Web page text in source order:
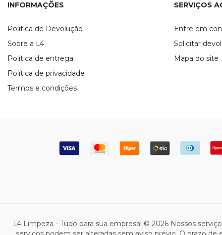
INFORMAÇÕES
Politica de Devolução
Sobre a L4
Política de entrega
Política de privacidade
Termos e condições
SERVIÇOS
Entre em
Solicitar
Mapa do site
L4 Limpeza - Tudo para sua empresa! © 2026 Nossos